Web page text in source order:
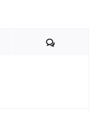
Comments